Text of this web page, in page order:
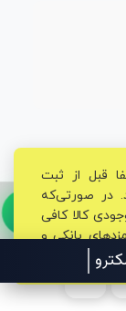
محفوظ می‌باشد.
قبل از ثبت
در صورتی‌که
کالا کافی
بانکی و
شد.